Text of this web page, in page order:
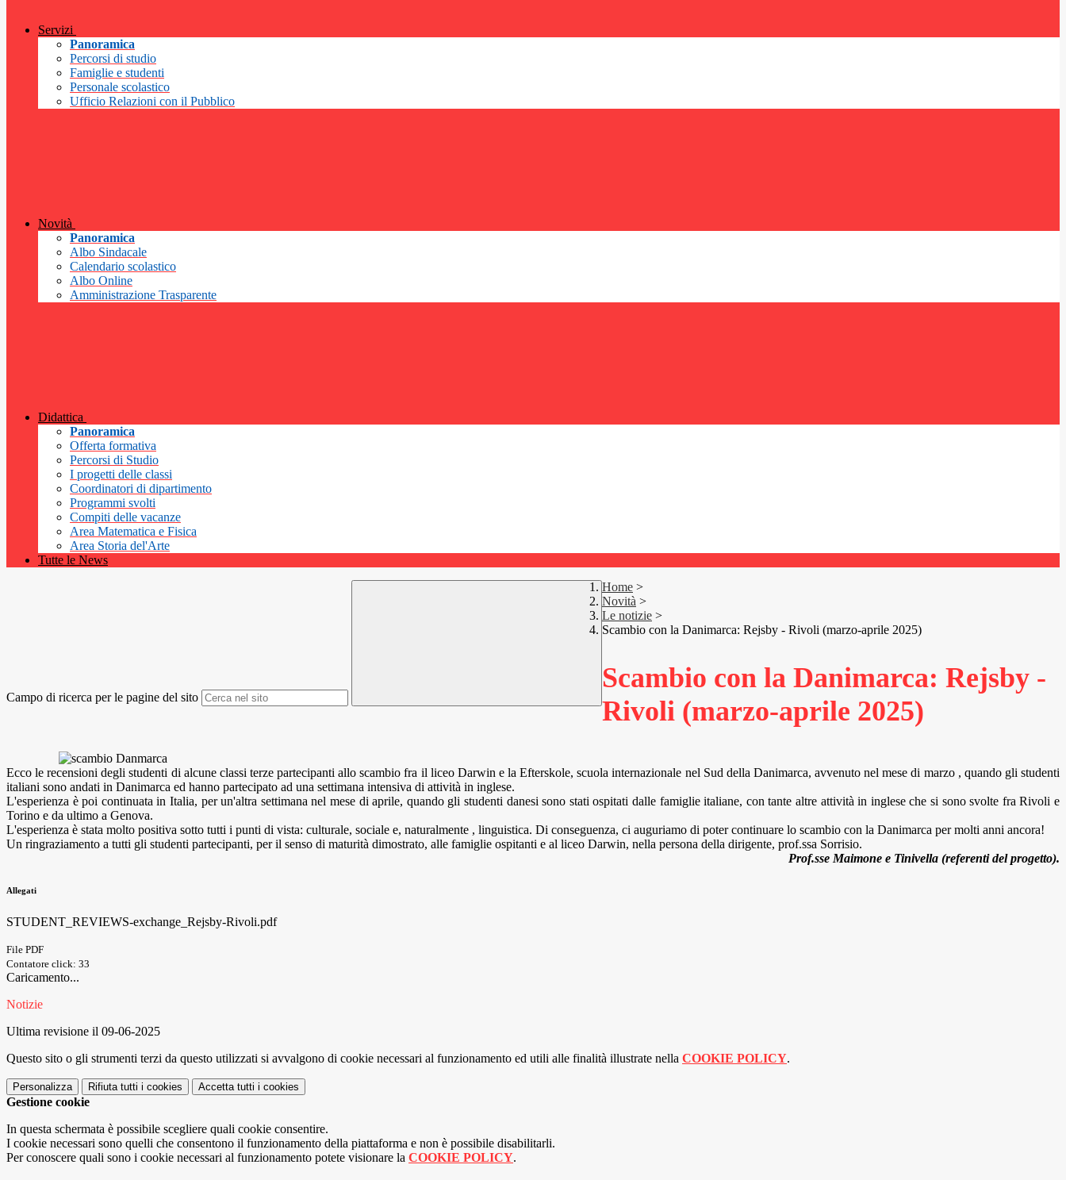
Servizi
Panoramica
Percorsi di studio
Famiglie e studenti
Personale scolastico
Ufficio Relazioni con il Pubblico
Novità
Panoramica
Albo Sindacale
Calendario scolastico
Albo Online
Amministrazione Trasparente
Didattica
Panoramica
Offerta formativa
Percorsi di Studio
I progetti delle classi
Coordinatori di dipartimento
Programmi svolti
Compiti delle vacanze
Area Matematica e Fisica
Area Storia del'Arte
Tutte le News
Campo di ricerca per le pagine del sito
Home >
Novità >
Le notizie >
Scambio con la Danimarca: Rejsby - Rivoli (marzo-aprile 2025)
Scambio con la Danimarca: Rejsby -
Rivoli (marzo-aprile 2025)
Ecco le recensioni degli studenti di alcune classi terze partecipanti allo scambio fra il liceo Darwin e la Efterskole, scuola internazionale nel Sud della Danimarca, avvenuto nel mese di marzo , quando gli studenti
italiani sono andati in Danimarca ed hanno partecipato ad una settimana intensiva di attività in inglese.
L'esperienza è poi continuata in Italia, per un'altra settimana nel mese di aprile, quando gli studenti danesi sono stati ospitati dalle famiglie italiane, con tante altre attività in inglese che si sono svolte fra Rivoli e
Torino e da ultimo a Genova.
L'esperienza è stata molto positiva sotto tutti i punti di vista: culturale, sociale e, naturalmente , linguistica. Di conseguenza, ci auguriamo di poter continuare lo scambio con la Danimarca per molti anni ancora!
Un ringraziamento a tutti gli studenti partecipanti, per il senso di maturità dimostrato, alle famiglie ospitanti e al liceo Darwin, nella persona della dirigente, prof.ssa Sorrisio.
Prof.sse Maimone e Tinivella (referenti del progetto).
Allegati
STUDENT_REVIEWS-exchange_Rejsby-Rivoli.pdf
File PDF
Contatore click: 33
Caricamento...
Notizie
Ultima revisione il 09-06-2025
Questo sito o gli strumenti terzi da questo utilizzati si avvalgono di cookie necessari al funzionamento ed utili alle finalità illustrate nella COOKIE POLICY.
Personalizza Rifiuta tutti i cookies Accetta tutti i cookies
Gestione cookie
In questa schermata è possibile scegliere quali cookie consentire.
I cookie necessari sono quelli che consentono il funzionamento della piattaforma e non è possibile disabilitarli.
Per conoscere quali sono i cookie necessari al funzionamento potete visionare la COOKIE POLICY.